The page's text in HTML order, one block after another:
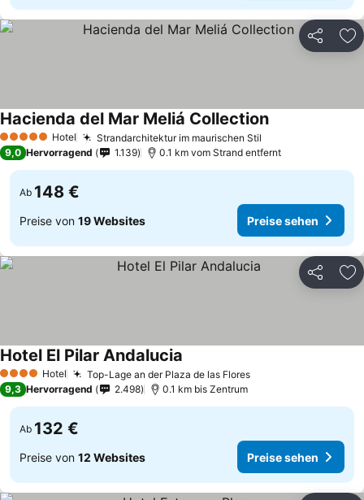
Teilen
5 Sterne Hotel Strandarchitektur im maurischen Stil
Hacienda del Mar Meliá Collection
9,0 Hervorragend 1.139 0.1 km vom Strand entfernt
Ab 148 €
Preise von 19 Websites Preise sehen
Teilen
4 Sterne Hotel Top-Lage an der Plaza de las Flores
Hotel El Pilar Andalucia
9,3 Hervorragend 2.498 0.1 km bis Zentrum
Ab 132 €
Preise von 12 Websites Preise sehen